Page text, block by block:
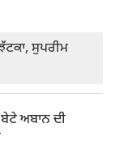
ਸੁਪਰੀਮ
ਅਬਾਨ ਦੀ